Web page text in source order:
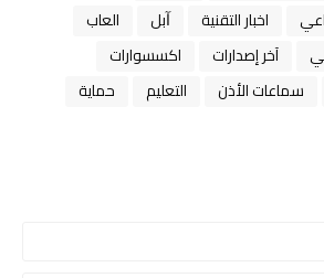
اخبار التقنية ﺁﺑﻞ
العاب
آخر إصدارات
اكسسوارات
سماعات الأذن التعليم
حماية